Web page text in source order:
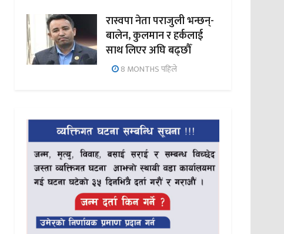
रास्वपा नेता पराजुली भन्छन्-
बालेन, कुलमान र हर्कलाई
साथ लिएर अघि बढ्छौँ
8 MONTHS पहिले